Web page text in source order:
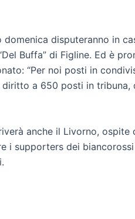
disputeranno in
Buffa” di Figline. Ed è
“Per noi posti in
a 650 posti in
anche il Livorno, ospite
i supporters dei